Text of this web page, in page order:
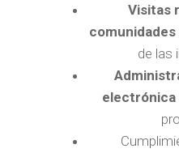
Visitas
comunidades
de las
electrónica